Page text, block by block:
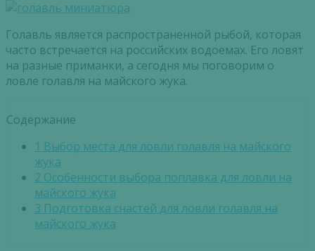
Голавль является распространенной рыбой, которая
часто встречается на российских водоемах. Его ловят
на разные приманки, а сегодня мы поговорим о
ловле голавля на майского жука.
Содержание
1 Выбор места для ловли голавля на майского
жука
2 Особенности выбора поплавка для ловли на
майского жука
3 Подготовка снастей для ловли голавля на
майского жука